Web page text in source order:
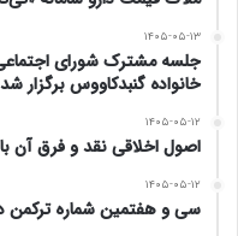
۱۴۰۵-۰۵-۱۳
جلسه مشترک شورای
خانواده گنبدکاووس برگزار شد
۱۴۰۵-۰۵-۱۲
اصول اخلاقی نقد و فرق آن
۱۴۰۵-۰۵-۱۲
سی و هفتمین شماره ترکمن